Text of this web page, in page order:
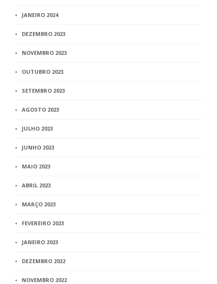
JANEIRO 2024
DEZEMBRO 2023
NOVEMBRO 2023
OUTUBRO 2023
SETEMBRO 2023
AGOSTO 2023
JULHO 2023
JUNHO 2023
MAIO 2023
ABRIL 2023
MARÇO 2023
FEVEREIRO 2023
JANEIRO 2023
DEZEMBRO 2022
NOVEMBRO 2022